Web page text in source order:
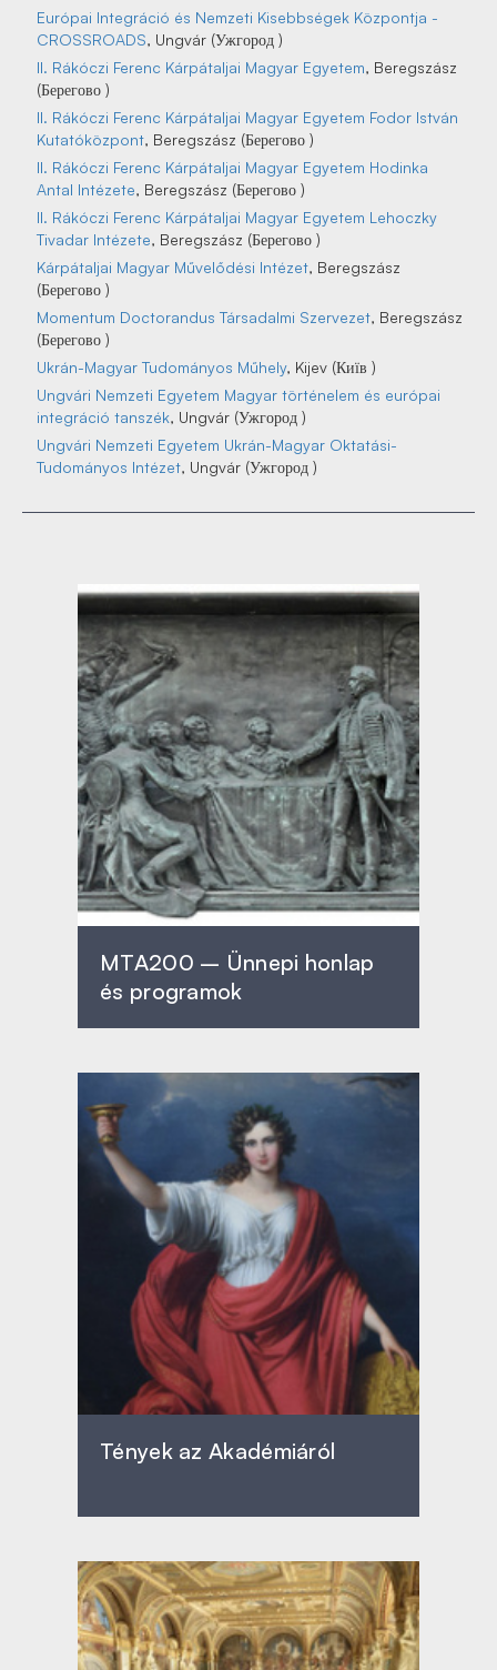
Európai Integráció és Nemzeti Kisebbségek Központja -
CROSSROADS, Ungvár (Ужгород )
II. Rákóczi Ferenc Kárpátaljai Magyar Egyetem, Beregszász
(Берегово )
II. Rákóczi Ferenc Kárpátaljai Magyar Egyetem Fodor István
Kutatóközpont, Beregszász (Берегово )
II. Rákóczi Ferenc Kárpátaljai Magyar Egyetem Hodinka
Antal Intézete, Beregszász (Берегово )
II. Rákóczi Ferenc Kárpátaljai Magyar Egyetem Lehoczky
Tivadar Intézete, Beregszász (Берегово )
Kárpátaljai Magyar Művelődési Intézet, Beregszász
(Берегово )
Momentum Doctorandus Társadalmi Szervezet, Beregszász
(Берегово )
Ukrán-Magyar Tudományos Műhely, Kijev (Київ )
Ungvári Nemzeti Egyetem Magyar történelem és európai
integráció tanszék, Ungvár (Ужгород )
Ungvári Nemzeti Egyetem Ukrán-Magyar Oktatási-
Tudományos Intézet, Ungvár (Ужгород )
MTA200 – Ünnepi honlap
és programok
Tények az Akadémiáról